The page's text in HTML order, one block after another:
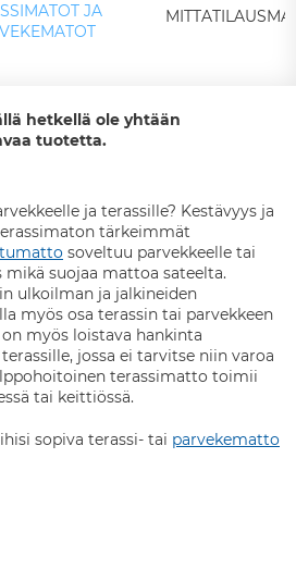
JA
hetkellä ole yhtään
tuotetta.
ja terassille? Kestävyys ja
tärkeimmät
soveltuu parvekkeelle tai
mikä suojaa mattoa sateelta.
ulkoilman ja jalkineiden
myös osa terassin tai parvekkeen
myös loistava hankinta
jossa ei tarvitse niin varoa
terassimatto toimii
tai keittiössä.
sopiva terassi- tai parvekematto